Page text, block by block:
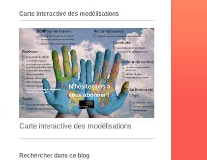
Carte interactive des modélisations
Carte interactive des modélisations
Rechercher dans ce blog